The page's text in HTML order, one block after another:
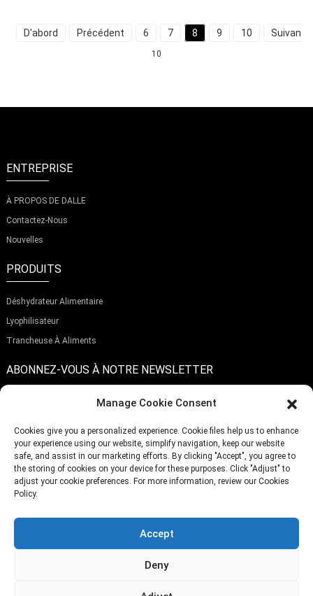
D'abord Précédent 6 7 8 9 10 Suivant
10
ENTREPRISE
À PROPOS DE DALLE
Contactez-Nous
Nouvelles
PRODUITS
Déshydrateur Alimentaire
Lyophilisateur
Trancheuse À Aliments
ABONNEZ-VOUS À NOTRE NEWSLETTER
Soumettre
TÉLÉPHONE:
Manage Cookie Consent
Cookies give you a personalized experience. Cookie files help us to enhance
your experience using our website, simplify navigation, keep our website
safe, and assist in our marketing efforts. By clicking "Accept", you agree to
the storing of cookies on your device for these purposes. Click "Adjust" to
adjust your cookie preferences. For more information, review our Cookies
Policy.
Accept
Deny